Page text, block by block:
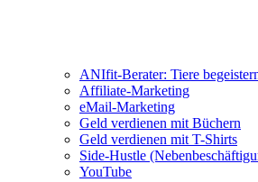
ANIfit-Berater: Tiere
Affiliate-Marketing
eMail-Marketing
Geld verdienen mit Büchern
Geld verdienen mit T-Shirts
Side-Hustle
YouTube